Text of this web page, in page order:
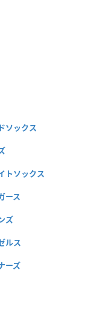
ソックス
トソックス
ース
ズ
ルス
ーズ